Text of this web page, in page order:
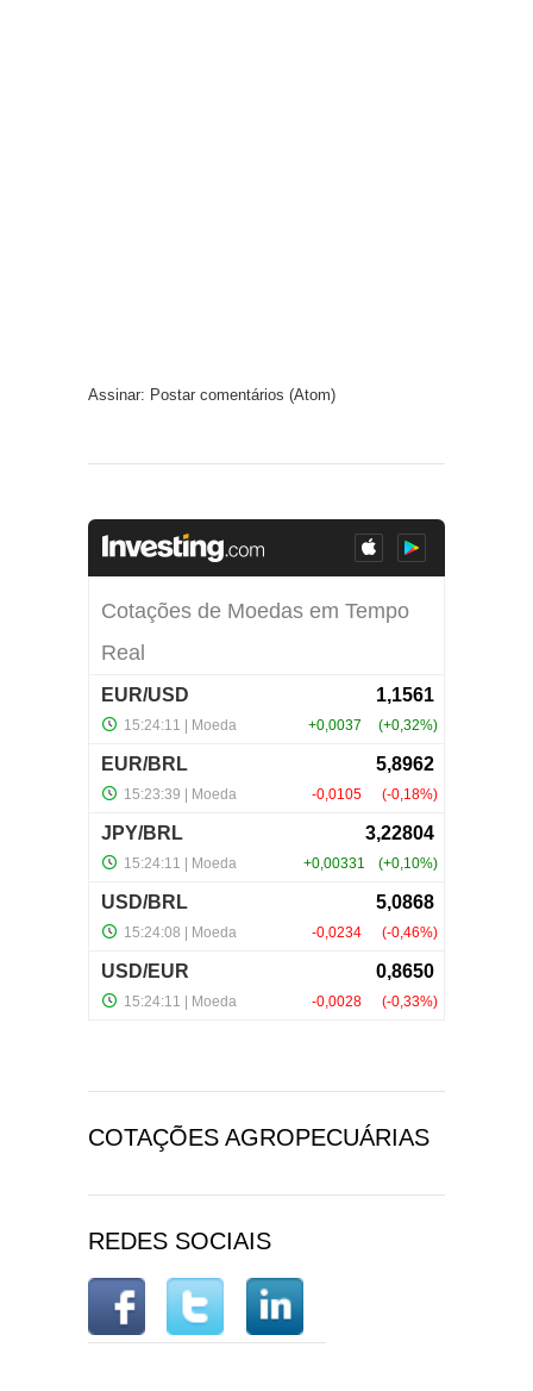
Assinar: Postar comentários (Atom)
COTAÇÕES AGROPECUÁRIAS
REDES SOCIAIS